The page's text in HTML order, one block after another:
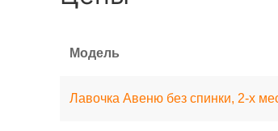
Модель
Лавочка Авеню без спинки, 2-х